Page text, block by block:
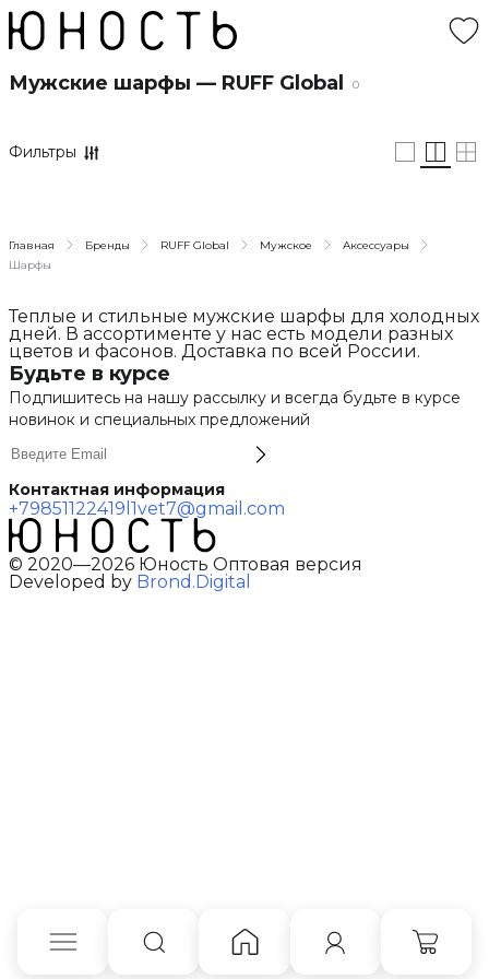
Мужские шарфы — RUFF Global 0
Фильтры
Главная Бренды RUFF Global Мужское
Аксессуары
Шарфы
Теплые и стильные мужские шарфы для холодных
дней. В ассортименте у нас есть модели разных
цветов и фасонов. Доставка по всей России.
Будьте в курсе
Подпишитесь на нашу рассылку и всегда будьте в курсе
новинок и специальных предложений
Контактная информация
+79851122419 l1vet7@gmail.com
© 2020—2026 Юность Оптовая версия
Developed by Brond.Digital